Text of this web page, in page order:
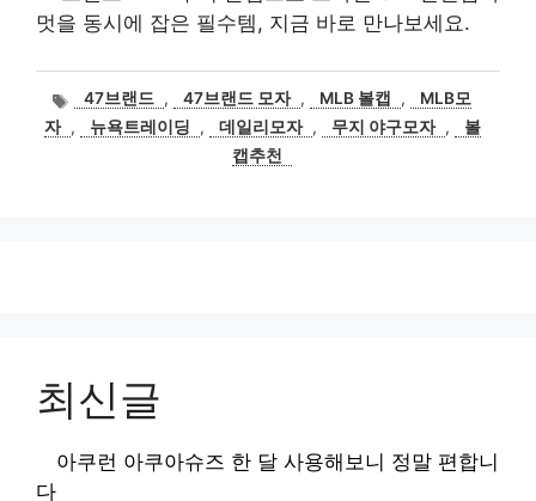
멋을 동시에 잡은 필수템, 지금 바로 만나보세요.
태47브랜드 , 47브랜드 모자 , MLB 볼캡 ,
MLB모
자 , 뉴욕트레이딩 , 데일리모자 , 무지 야구모자 ,
볼
캡추천
최신글
아쿠런 아쿠아슈즈 한 달 사용해보니 정말 편합니
다